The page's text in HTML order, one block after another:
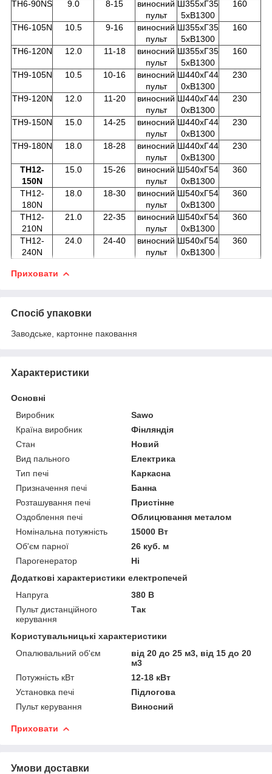
TH6-90NS 9.0 8-15
виносний
пульт
Ш355хГ35
5хВ1300
160
TH6-105N 10.5 9-16
виносний
пульт
Ш355хГ35
5хВ1300
160
TH6-120N 12.0 11-18
виносний
пульт
Ш355хГ35
5хВ1300
160
TH9-105N 10.5 10-16
виносний
пульт
Ш440хГ44
0хВ1300
230
TH9-120N 12.0 11-20
виносний
пульт
Ш440хГ44
0хВ1300
230
TH9-150N 15.0 14-25
виносний
пульт
Ш440хГ44
0хВ1300
230
TH9-180N 18.0 18-28
виносний
пульт
Ш440хГ44
0хВ1300
230
TH12-
150N
15.0 15-26
виносний
пульт
Ш540хГ54
0хВ1300
360
TH12-
180N
18.0 18-30
виносний
пульт
Ш540хГ54
0хВ1300
360
TH12-
210N
21.0 22-35
виносний
пульт
Ш540хГ54
0хВ1300
360
TH12-
240N
24.0 24-40
виносний
пульт
Ш540хГ54
0хВ1300
360
Приховати
Спосіб упаковки
Заводське, картонне паковання
Характеристики
Основні
Виробник
Sawo
Країна виробник
Фінляндія
Стан
Новий
Вид пального
Електрика
Тип печі
Каркасна
Призначення печі
Банна
Розташування печі
Пристінне
Оздоблення печі
Облицювання металом
Номінальна потужність
15000 Вт
Об'єм парної
26 куб. м
Парогенератор
Ні
Додаткові характеристики електропечей
Напруга
380 В
Пульт дистанційного
керування
Так
Користувальницькі характеристики
Опалювальний об'єм
від 20 до 25 м3, від 15 до 20
м3
Потужність кВт
12-18 кВт
Установка печі
Підлогова
Пульт керування
Виносний
Приховати
Умови доставки